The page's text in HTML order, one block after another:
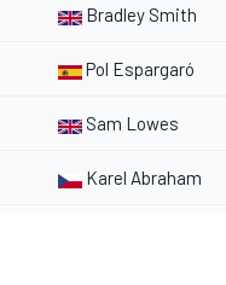
Bradley Smith
Pol Espargaró
Sam Lowes
Karel Abraham